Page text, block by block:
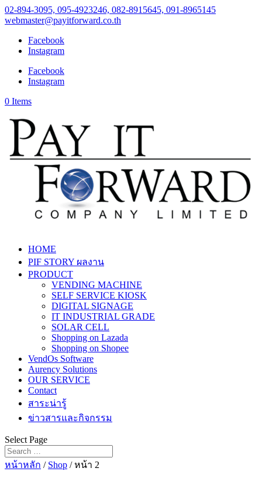
02-894-3095, 095-4923246, 082-8915645, 091-8965145
webmaster@payitforward.co.th
Facebook
Instagram
Facebook
Instagram
0 Items
HOME
PIF STORY ผลงาน
PRODUCT
VENDING MACHINE
SELF SERVICE KIOSK
DIGITAL SIGNAGE
IT INDUSTRIAL GRADE
SOLAR CELL
Shopping on Lazada
Shopping on Shopee
VendOs Software
Aurency Solutions
OUR SERVICE
Contact
สาระน่ารู้
ข่าวสารและกิจกรรม
Select Page
หน้าหลัก / Shop / หน้า 2